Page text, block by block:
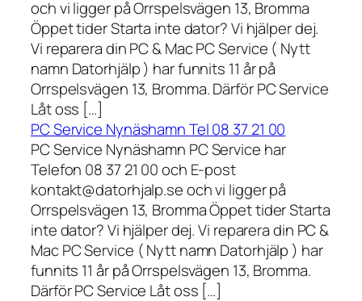
och vi ligger på Orrspelsvägen 13, Bromma
Öppet tider Starta inte dator? Vi hjälper dej.
Vi reparera din PC & Mac PC Service ( Nytt
namn Datorhjälp ) har funnits 11 år på
Orrspelsvägen 13, Bromma. Därför PC Service
Låt oss […]
PC Service Nynäshamn Tel 08 37 21 00
PC Service Nynäshamn PC Service har
Telefon 08 37 21 00 och E-post
kontakt@datorhjalp.se och vi ligger på
Orrspelsvägen 13, Bromma Öppet tider Starta
inte dator? Vi hjälper dej. Vi reparera din PC &
Mac PC Service ( Nytt namn Datorhjälp ) har
funnits 11 år på Orrspelsvägen 13, Bromma.
Därför PC Service Låt oss […]